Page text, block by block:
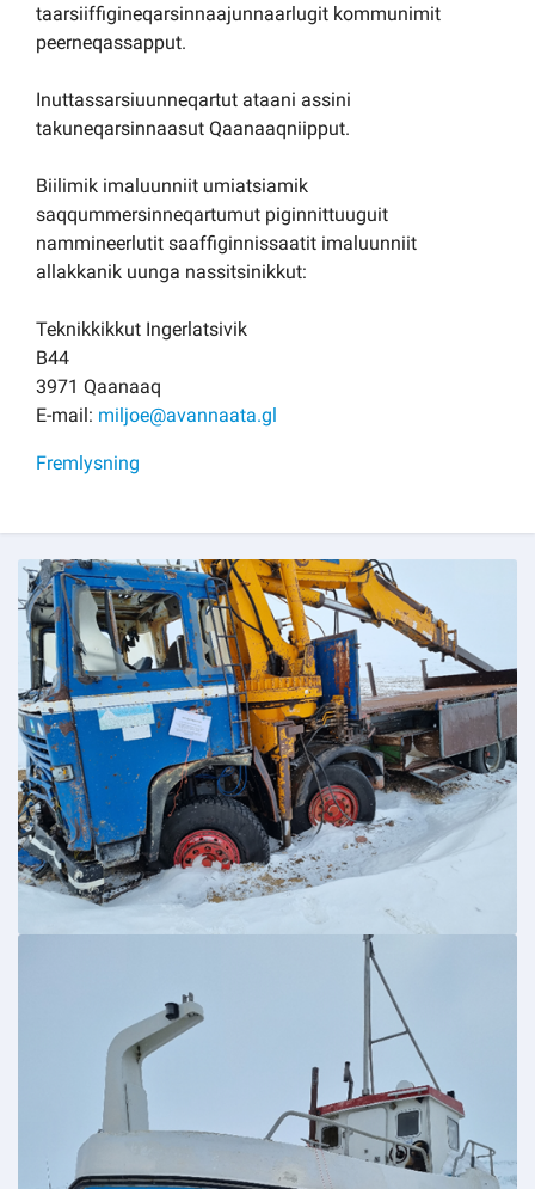
taarsiiffigineqarsinnaajunnaarlugit kommunimit
peerneqassapput.
Inuttassarsiuunneqartut ataani assini
takuneqarsinnaasut Qaanaaqniipput.
Biilimik imaluunniit umiatsiamik
saqqummersinneqartumut piginnittuuguit
nammineerlutit saaffiginnissaatit imaluunniit
allakkanik uunga nassitsinikkut:
Teknikkikkut Ingerlatsivik
B44
3971 Qaanaaq
E-mail: miljoe@avannaata.gl
Fremlysning